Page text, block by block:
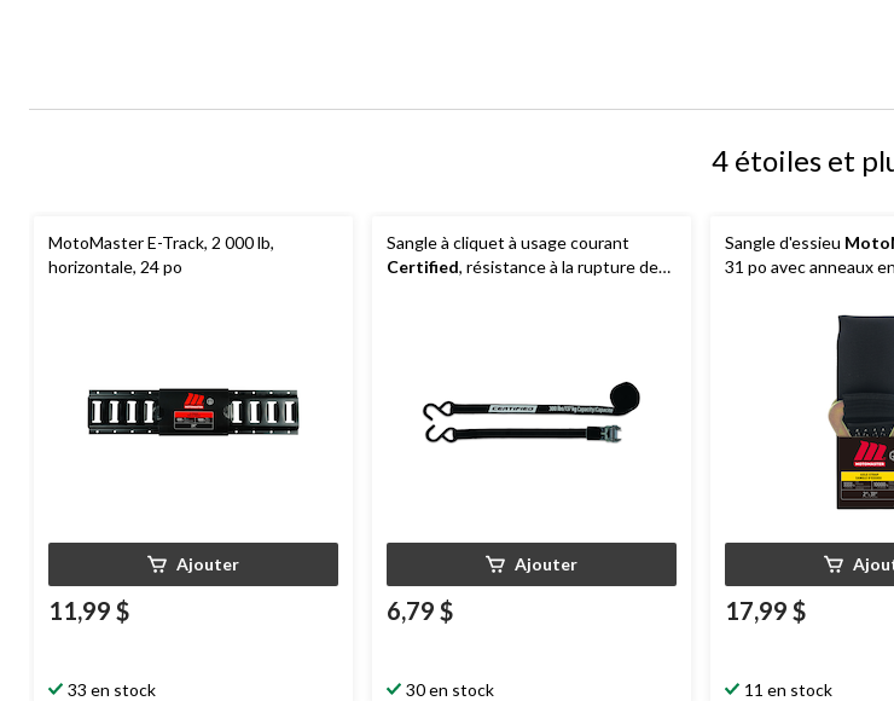
4 étoiles et
MotoMaster E-Track, 2 000 lb,
horizontale, 24 po
Ajouter
11,99 $
33 en stock
Sangle à cliquet à usage courant
Certified, résistance à la rupture de
Ajouter
6,79 $
30 en stock
Sangle d'essieu
31 po avec anneaux
17,99 $
11 en stock